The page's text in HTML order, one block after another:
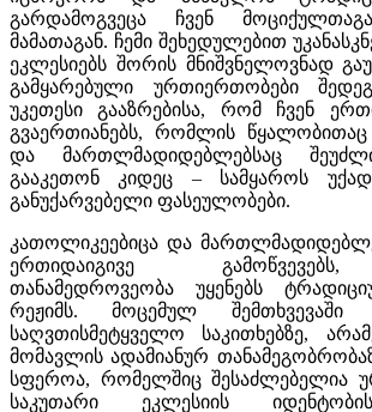
გარდამოგვეცა ჩვენ
მამათაგან. ჩემი შეხედულებით
ეკლესიებს შორის მნიშვნელოვნად
გამყარებული ურთიერთობები
უკეთესი გააზრებისა, რომ ჩვენ
გვაერთიანებს, რომლის
და მართლმადიდებლებსაც
გააკეთონ კიდეც – სამყაროს
განუქარვებელი ფასეულობები.
კათოლიკეებიცა და
ერთიდაიგივე
თანამედროვეობა უყენებს
რეჟიმს. მოცემულ შემთხვევაში
საღვთისმეტყველო საკითხებზე,
მომავლის ადამიანურ
სფეროა, რომელშიც შესაძლებელია
საკუთარი ეკლესიის